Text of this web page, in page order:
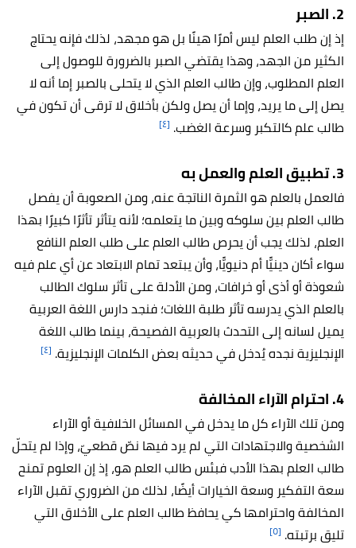
2. الصبر
إذ إن طلب العلم ليس أمرًا هينًا بل هو مجهد، لذلك فإنه يحتاج
الكثير من الجهد، وهذا يقتضي الصبر بالضرورة للوصول إلى
العلم المطلوب، وإن طالب العلم الذي لا يتحلى بالصبر إما أنه لا
يصل إلى ما يريد، وإما أن يصل ولكن بأخلاق لا ترقى أن تكون في
طالب علم كالتكبر وسرعة الغضب. [٤]
3. تطبيق العلم والعمل به
فالعمل بالعلم هو الثمرة الناتجة عنه، ومن الصعوبة أن يفصل
طالب العلم بين سلوكه وبين ما يتعلمه؛ لأنه يتأثر تأثرًا كبيرًا بهذا
العلم، لذلك يجب أن يحرص طالب العلم على طلب العلم النافع
سواء أكان دينيًّا أم دنيويًّا، وأن يبتعد تمام الابتعاد عن أي علم فيه
شعوذة أو أذى أو خرافات، ومن الأدلة على تأثر سلوك الطالب
بالعلم الذي يدرسه تأثر طلبة اللغات؛ فنجد دارس اللغة العربية
يميل لسانه إلى التحدث بالعربية الفصيحة، بينما طالب اللغة
الإنجليزية نجده يُدخل في حديثه بعض الكلمات الإنجليزية. [٤]
4. احترام الآراء المخالفة
ومن تلك الآراء كل ما يدخل في المسائل الخلافية أو الآراء
الشخصية والاجتهادات التي لم يرد فيها نصّ قطعيّ، وإذا لم يتحلّ
طالب العلم بهذا الأدب فبئس طالب العلم هو، إذ إن العلوم تمنح
سعة التفكير وسعة الخيارات أيضًا، لذلك من الضروري تقبل الآراء
المخالفة واحترامها كي يحافظ طالب العلم على الأخلاق التي
تليق برتبته. [٥]